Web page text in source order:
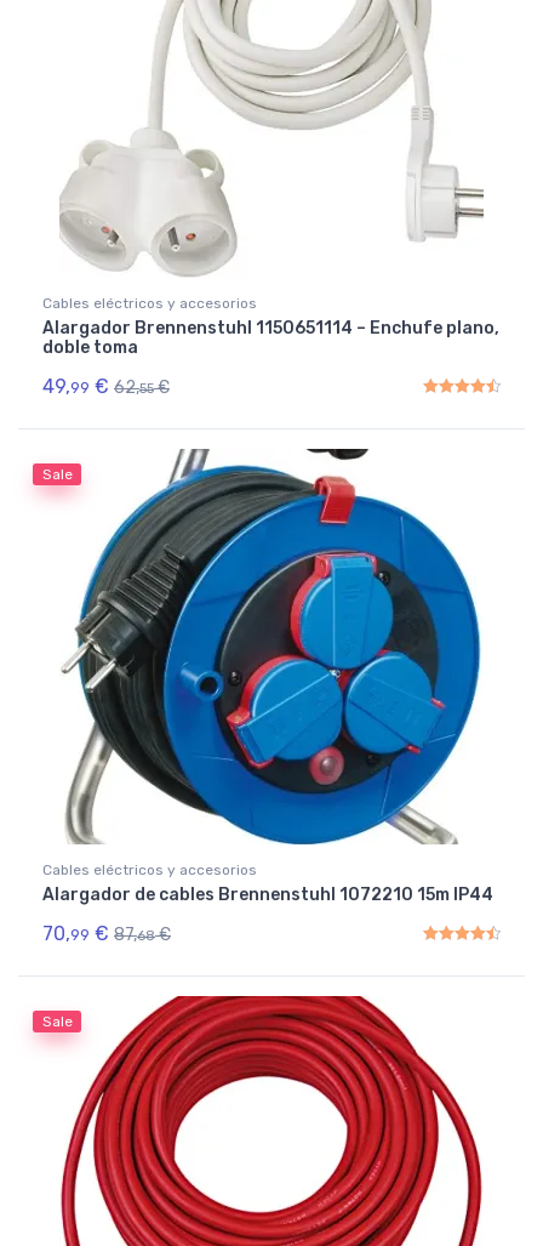
Cables eléctricos y accesorios
Alargador Brennenstuhl 1150651114 – Enchufe plano,
doble toma
49,99 € 62,55 €
Sale
Cables eléctricos y accesorios
Alargador de cables Brennenstuhl 1072210 15m IP44
70,99 € 87,68 €
Sale